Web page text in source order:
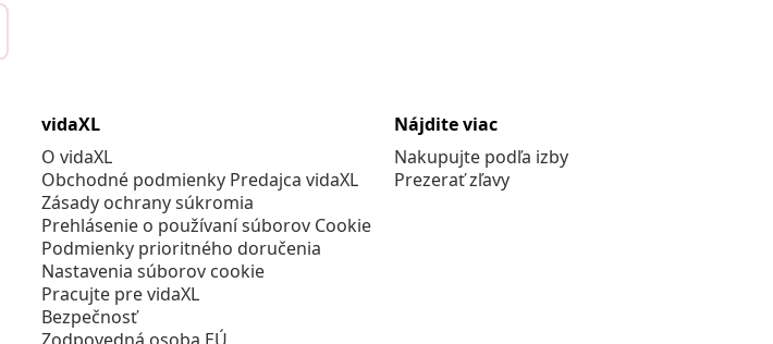
vidaXL
O vidaXL
Obchodné podmienky Predajca vidaXL
Zásady ochrany súkromia
Prehlásenie o používaní súborov Cookie
Podmienky prioritného doručenia
Nastavenia súborov cookie
Pracujte pre vidaXL
Bezpečnosť
Nájdite viac
Nakupujte podľa izby
Prezerať zľavy